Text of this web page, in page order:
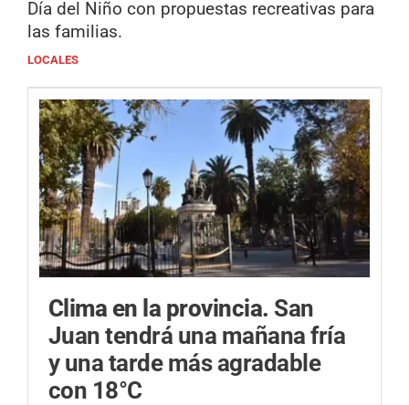
Día del Niño con propuestas recreativas para
las familias.
LOCALES
Clima en la provincia. San
Juan tendrá una mañana fría
y una tarde más agradable
con 18°C